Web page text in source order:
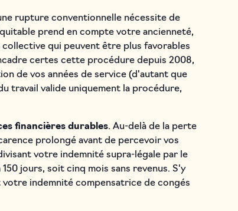
rupture conventionnelle nécessite de
prend en compte votre ancienneté,
qui peuvent être plus favorables
certes cette procédure depuis 2008,
de vos années de service (d'autant que
travail valide uniquement la procédure,
financières durables. Au-delà de la perte
prolongé avant de percevoir vos
votre indemnité supra-légale par le
jours, soit cinq mois sans revenus. S'y
indemnité compensatrice de congés